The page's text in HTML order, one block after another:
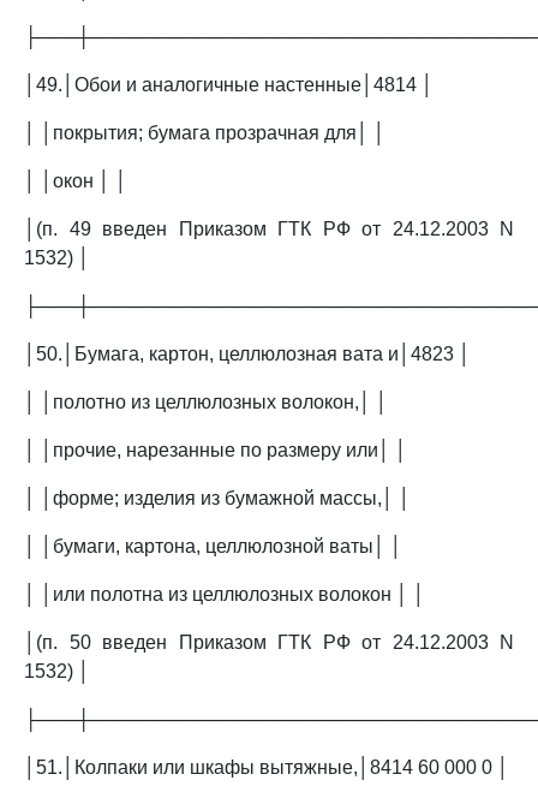
│49.│Обои и аналогичные настенные│4814 │
│ │покрытия; бумага прозрачная для│ │
│ │окон │ │
│(п. 49 введен Приказом ГТК РФ от 24.12.2003 N
1532) │
│50.│Бумага, картон, целлюлозная вата и│4823 │
│ │полотно из целлюлозных волокон,│ │
│ │прочие, нарезанные по размеру или│ │
│ │форме; изделия из бумажной массы,│ │
│ │бумаги, картона, целлюлозной ваты│ │
│ │или полотна из целлюлозных волокон │ │
│(п. 50 введен Приказом ГТК РФ от 24.12.2003 N
1532) │
│51.│Колпаки или шкафы вытяжные,│8414 60 000 0 │